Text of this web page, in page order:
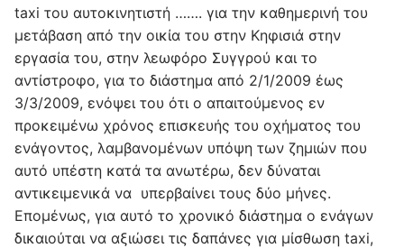
taxi του αυτοκινητιστή ……. για την καθημερινή του
μετάβαση από την οικία του στην Κηφισιά στην
εργασία του, στην λεωφόρο Συγγρού και το
αντίστροφο, για το διάστημα από 2/1/2009 έως
3/3/2009, ενόψει του ότι ο απαιτούμενος εν
προκειμένω χρόνος επισκευής του οχήματος του
ενάγοντος, λαμβανομένων υπόψη των ζημιών που
αυτό υπέστη κατά τα ανωτέρω, δεν δύναται
αντικειμενικά να υπερβαίνει τους δύο μήνες.
Επομένως, για αυτό το χρονικό διάστημα ο ενάγων
δικαιούται να αξιώσει τις δαπάνες για μίσθωση taxi,